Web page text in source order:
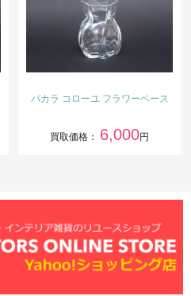
バカラ コローユ フラワーベース
買取価格： 6,000円